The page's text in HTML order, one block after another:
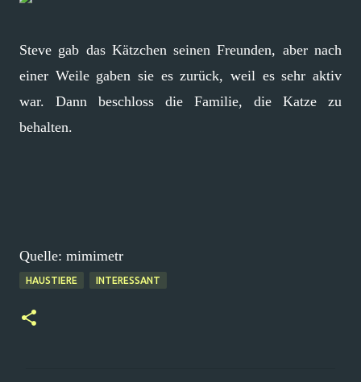
Steve gab das Kätzchen seinen Freunden, aber nach
einer Weile gaben sie es zurück, weil es sehr aktiv
war. Dann beschloss die Familie, die Katze zu
behalten.
Quelle: mimimetr
HAUSTIERE INTERESSANT